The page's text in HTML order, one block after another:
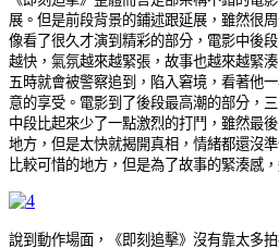
展。但是前段背景的鋪述跟延展，雖然很
像看了很久才演到精彩的部分，電影中後
越快，氣氛越來越緊張，故事也越來越緊
五時就會被警察追到，陷入窘境，看著他
意的享受。電影到了後段最高潮的部分，
中段比起來少了一點激烈的打鬥，雖然最
地方，但是太快就揭開真相，情緒都還沒
比較可惜的地方，但是為了故事的緊湊感
說到動作場面，《即刻追擊》沒有靠太多